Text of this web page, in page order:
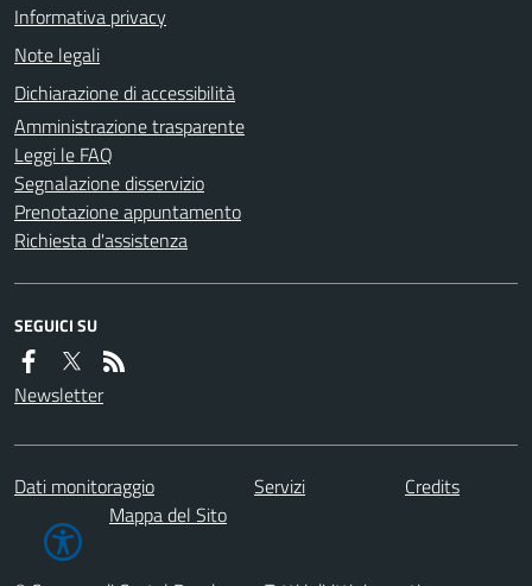
Informativa privacy
Note legali
Dichiarazione di accessibilità
Amministrazione trasparente
Leggi le FAQ
Segnalazione disservizio
Prenotazione appuntamento
Richiesta d'assistenza
SEGUICI SU
Newsletter
Dati monitoraggio Servizi
Credits
Mappa del Sito